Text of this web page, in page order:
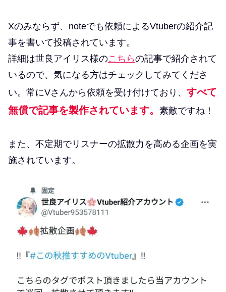
Xのみならず、noteでも依頼によるVtuberの紹介記
事を書いて投稿されています。
詳細は世良アイリス様のこちらの記事で紹介されて
いるので、気になる方はチェックしてみてくださ
い。常にVさんから依頼を受け付けており、 すべて
無償で記事を製作されています。 素敵ですね！
また、不定期でリスナーの拡散力を高める企画を実
施されています。